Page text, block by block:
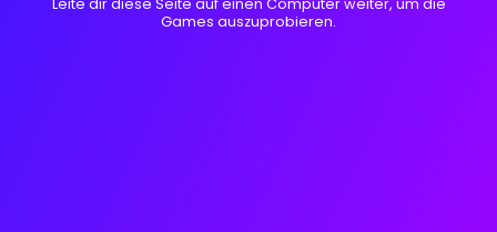
Leite dir diese Seite auf einen Computer weiter, um die
Games auszuprobieren.